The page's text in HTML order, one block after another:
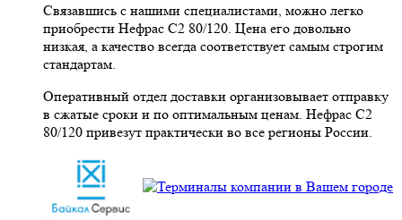
Связавшись с нашими специалистами, можно легко
приобрести Нефрас С2 80/120. Цена его довольно
низкая, а качество всегда соответствует самым строгим
стандартам.
Оперативный отдел доставки организовывает отправку
в сжатые сроки и по оптимальным ценам. Нефрас С2
80/120 привезут практически во все регионы России.